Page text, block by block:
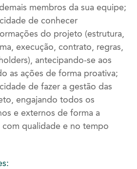
membros da sua equipe;
de conhecer
do projeto (estrutura,
execução, contrato, regras,
antecipando-se aos
as ações de forma proativa;
de fazer a gestão das
engajando todos os
e externos de forma a
qualidade e no tempo